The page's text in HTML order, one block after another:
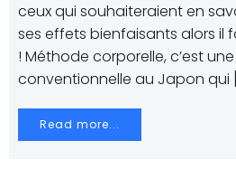
ceux qui souhaiteraient en
ses effets bienfaisants alors il
! Méthode corporelle, c’est
conventionnelle au Japon qui
Read more...